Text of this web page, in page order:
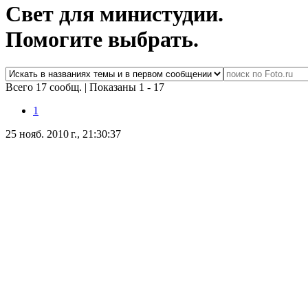
Свет для министудии.
Помогите выбрать.
Всего 17 сообщ. | Показаны 1 - 17
1
25 нояб. 2010 г., 21:30:37